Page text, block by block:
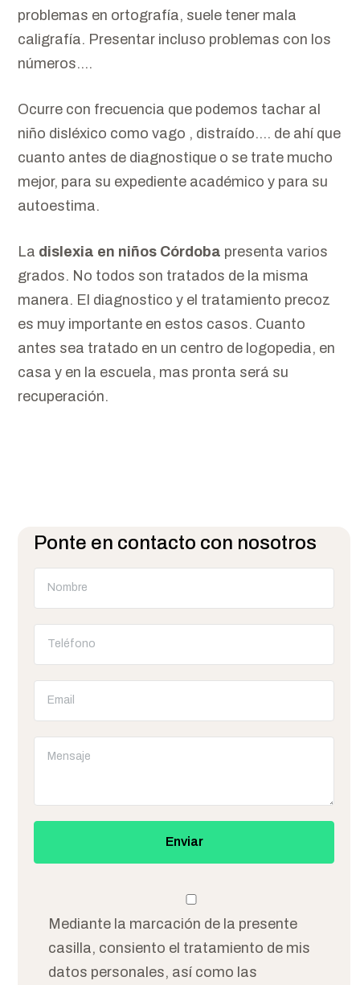
problemas en ortografía, suele tener mala
caligrafía. Presentar incluso problemas con los
números….
Ocurre con frecuencia que podemos tachar al
niño disléxico como vago , distraído…. de ahí que
cuanto antes de diagnostique o se trate mucho
mejor, para su expediente académico y para su
autoestima.
La dislexia en niños Córdoba presenta varios
grados. No todos son tratados de la misma
manera. El diagnostico y el tratamiento precoz
es muy importante en estos casos. Cuanto
antes sea tratado en un centro de logopedia, en
casa y en la escuela, mas pronta será su
recuperación.
Ponte en contacto con nosotros
Mediante la marcación de la presente
casilla, consiento el tratamiento de mis
datos personales, así como las